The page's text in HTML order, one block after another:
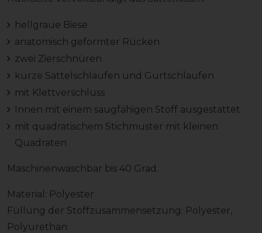
hellgraue Biese
anatomisch geformter Rücken
zwei Zierschnüren
kurze Sattelschlaufen und Gurtschlaufen
mit Klettverschluss
Innen mit einem saugfähigen Stoff ausgestattet
mit quadratischem Stichmuster mit kleinen
Quadraten
Maschinenwaschbar bis 40 Grad.
Material: Polyester
Füllung der Stoffzusammensetzung: Polyester,
Polyurethan